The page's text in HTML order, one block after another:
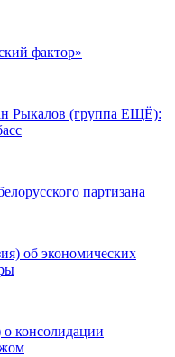
фактор»
(группа ЕЩЁ):
партизана
об экономических
консолидации